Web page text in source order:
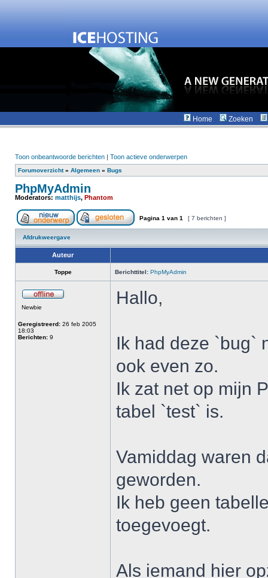
Home Zoeken
Toon onbeantwoorde berichten | Toon actieve onderwerpen
Forumoverzicht» Algemeen » Bugs
PhpMyAdmin
Moderators: matthijs, Phantom
Pagina 1 van 1 [ 7 berichten ]
Afdrukweergave
Auteur
Toppe Berichttitel: PhpMyAdmin
Newbie
Geregistreerd: 26 feb 2005
18:03
Berichten: 9
Hallo,
Ik had deze `bug`
ook even zo.
Ik zat net op mijn
tabel `test` is.
Vamiddag waren
geworden.
Ik heb geen
toegevoegt.
Als iemand hier